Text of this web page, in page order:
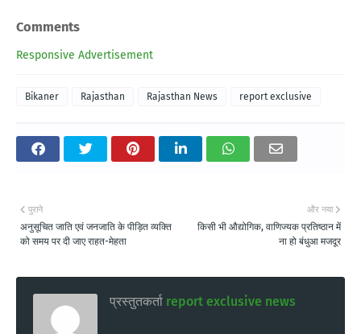
Comments
Responsive Advertisement
Bikaner Rajasthan Rajasthan News report exclusive
और नया
किसी भी औद्योगिक, वाणिज्यक प्रतिष्ठान में
ना हो बंधुआ मजदूर
पुराने
अनुसूचित जाति एवं जनजाति के पीड़ित व्यक्ति
को समय पर दी जाए राहत-मेहता
प्रस्तुतकर्ता report exclusive news